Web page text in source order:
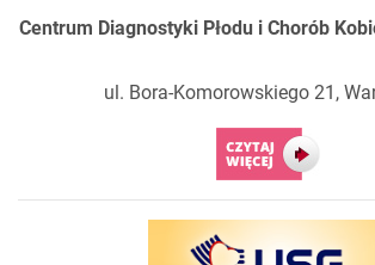
Centrum Diagnostyki Płodu i Chorób
ul. Bora-Komorowskiego 21,